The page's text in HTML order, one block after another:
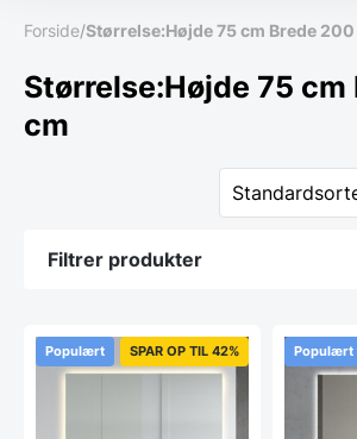
Forside/Størrelse:Højde 75 cm Brede 200
Størrelse:Højde 75 cm
cm
Filtrer produkter
Populært SPAR OP TIL 42% Populært